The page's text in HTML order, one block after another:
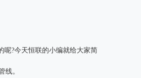
呢?今天恒联的小编就给大家简
线。